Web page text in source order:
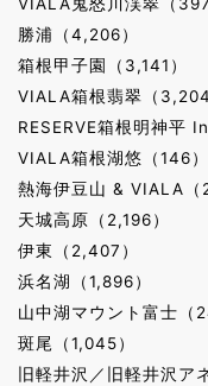
VIALA鬼怒川渓翠（397
勝浦（4,206）
箱根甲子園（3,141）
VIALA箱根翡翠（3,204
RESERVE箱根明神平
VIALA箱根湖悠（146）
熱海伊豆山 & VIALA（
天城高原（2,196）
伊東（2,407）
浜名湖（1,896）
山中湖マウント富士（
斑尾（1,045）
旧軽井沢／旧軽井沢ア